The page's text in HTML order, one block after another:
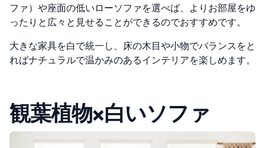
ファ）や座面の低いローソファを選べば、よりお部屋をゆ
ったりと広々と見せることができるのでおすすめです。
大きな家具を白で統一し、床の木目や小物でバランスをと
ればナチュラルで温かみのあるインテリアを楽しめます。
観葉植物×白いソファ